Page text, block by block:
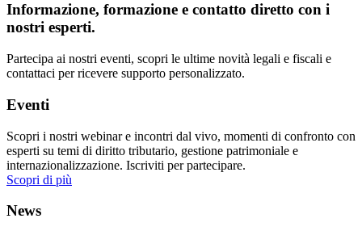
Informazione, formazione e contatto diretto con i
nostri esperti.
Partecipa ai nostri eventi, scopri le ultime novità legali e fiscali e
contattaci per ricevere supporto personalizzato.
Eventi
Scopri i nostri webinar e incontri dal vivo, momenti di confronto con
esperti su temi di diritto tributario, gestione patrimoniale e
internazionalizzazione. Iscriviti per partecipare.
Scopri di più
News